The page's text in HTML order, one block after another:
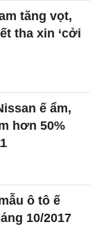
tăng vọt,
tha xin ‘cởi
ế ẩm,
hơn 50%
ô tô ế
10/2017